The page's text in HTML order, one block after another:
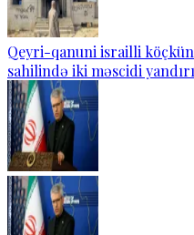
Qeyri-qanuni israilli
sahilində iki məscidi